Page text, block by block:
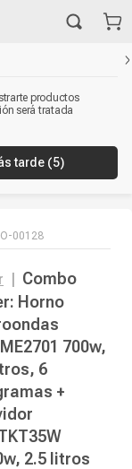
productos
será tratada
tarde (5)
00128
Combo
Horno
700w,
6
+
2.5 litros